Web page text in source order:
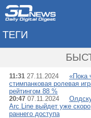
ТЕГИ
11:31 27.11.2024
«Пока
стимпанковая ролевая
рейтингом 88 %
20:47 07.11.2024
Arc Line выйдет уже
раннего доступа